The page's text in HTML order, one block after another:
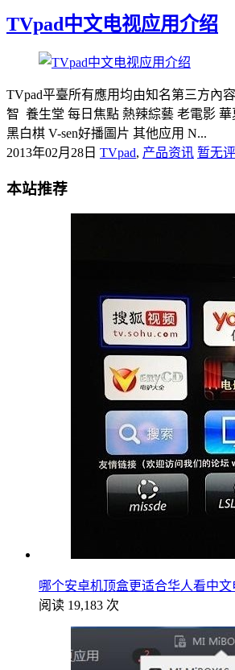
TVpad中文电视应用介绍
TVpad平臺所有應用均由知名第三方內
智 養生堂 每日焦點 熱辣綜藝 老電影
黑白棋 V-sen好播圖片 其他应用 N...
2013年02月28日 TVpad, 产品资讯 暂无
本站推荐
哪个安卓机顶盒更适合华人看中文
阅读 19,183 次